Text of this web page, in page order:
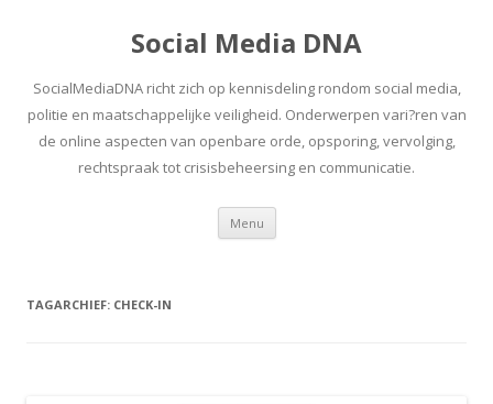
Social Media DNA
SocialMediaDNA richt zich op kennisdeling rondom social media,
politie en maatschappelijke veiligheid. Onderwerpen vari?ren van
de online aspecten van openbare orde, opsporing, vervolging,
rechtspraak tot crisisbeheersing en communicatie.
Menu Spring
inhoud
TAGARCHIEF: CHECK-IN